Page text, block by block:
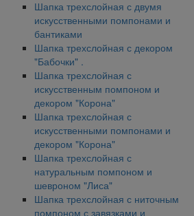
Шапка трехслойная с двумя
искусственными помпонами и
бантиками
Шапка трехслойная с декором
"Бабочки" .
Шапка трехслойная с
искусственным помпоном и
декором "Корона"
Шапка трехслойная с
искусственными помпонами и
декором "Корона"
Шапка трехслойная с
натуральным помпоном и
шевроном "Лиса"
Шапка трехслойная с ниточным
помпоном с завязками и